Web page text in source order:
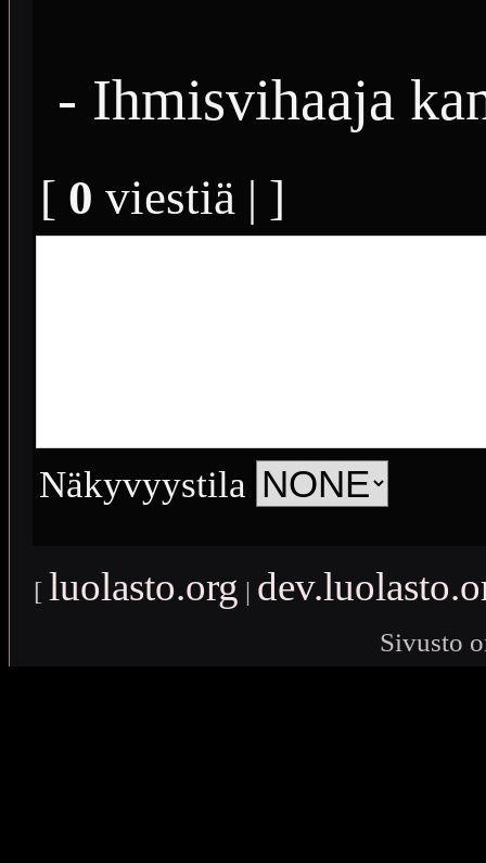
- Ihmisvihaaja
[ 0 viestiä | ]
Näkyvyystila
[ luolasto.org |
Sivusto